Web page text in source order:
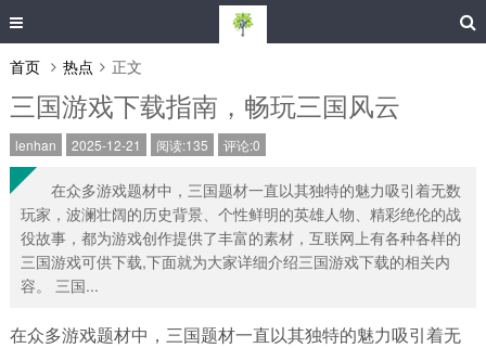
首页 热点 正文
三国游戏下载指南，畅玩三国风云
lenhan 2025-12-21 阅读:135 评论:0
在众多游戏题材中，三国题材一直以其独特的魅力吸引着无数
玩家，波澜壮阔的历史背景、个性鲜明的英雄人物、精彩绝伦的战
役故事，都为游戏创作提供了丰富的素材，互联网上有各种各样的
三国游戏可供下载,下面就为大家详细介绍三国游戏下载的相关内
容。 三国...
在众多游戏题材中，三国题材一直以其独特的魅力吸引着无